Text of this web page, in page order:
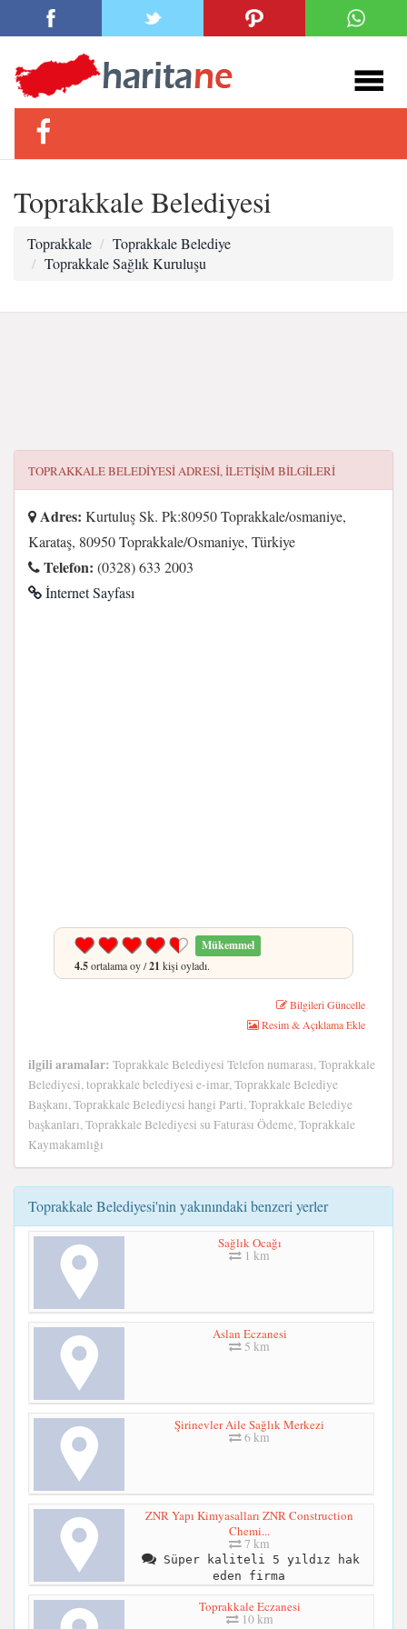
Toprakkale Belediyesi
Toprakkale
Toprakkale Belediye
Toprakkale Sağlık Kuruluşu
TOPRAKKALE BELEDIYESIADRESI, ILETIŞIM BILGILERI
Adres: Kurtuluş Sk. Pk:80950 Toprakkale/osmaniye,
Karataş, 80950 Toprakkale/Osmaniye, Türkiye
Telefon: (0328) 633 2003
İnternet Sayfası
Mükemmel
4.5ortalama oy /21 kişi oyladı.
Bilgileri Güncelle
Resim & Açıklama Ekle
ilgili aramalar: Toprakkale Belediyesi Telefon numarası, Toprakkale
Belediyesi, toprakkale belediyesi e-imar, Toprakkale Belediye
Başkanı, Toprakkale Belediyesi hangi Parti, Toprakkale Belediye
başkanları, Toprakkale Belediyesi su Faturası Ödeme, Toprakkale
Kaymakamlığı
Toprakkale Belediyesi'nin yakınındaki benzeri yerler
Sağlık Ocağı
1 km
Aslan Eczanesi
5 km
Şirinevler Aile Sağlık Merkezi
6 km
ZNR Yapı Kimyasalları ZNR Construction
Chemi...
7 km
Süper kaliteli 5 yıldız hak
eden firma
Toprakkale Eczanesi
10 km